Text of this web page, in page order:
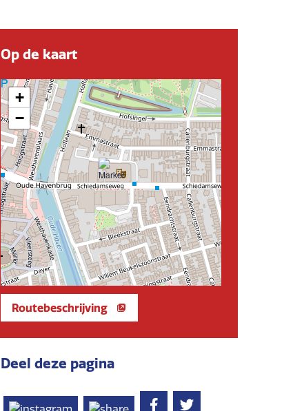
Op de kaart
+
−
Routebeschrijving
Deel deze pagina